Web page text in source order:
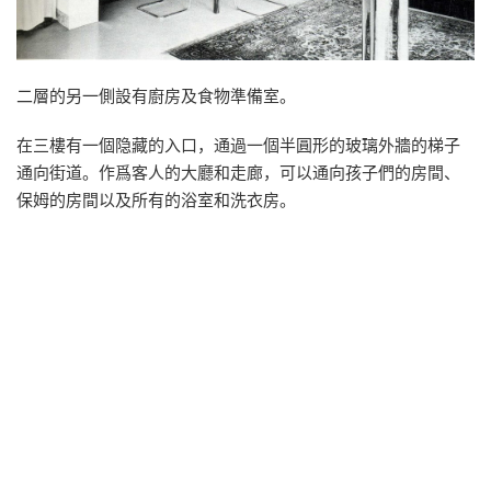
二層的另一側設有廚房及食物準備室。
在三樓有一個隐藏的入口，通過一個半圓形的玻璃外牆的梯子
通向街道。作爲客人的大廳和走廊，可以通向孩子們的房間、
保姆的房間以及所有的浴室和洗衣房。